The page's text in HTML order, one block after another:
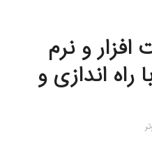
و نرم
راه اندازی و